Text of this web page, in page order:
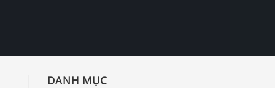
DANH MỤC